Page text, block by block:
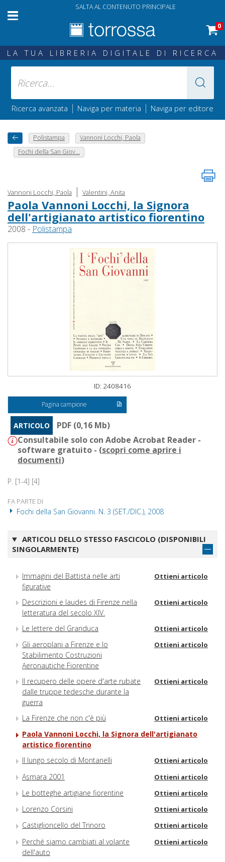
SALTA AL CONTENUTO PRINCIPALE
0
LA TUA LIBRERIA DIGITALE DI RICERCA
Ricerca avanzata | Naviga per materia | Naviga per editore
Polistampa
Vannoni Locchi, Paola
Fochi della San Giov...
Vannoni Locchi, Paola | Valentini, Anita
Paola Vannoni Locchi, la Signora
dell'artigianato artistico fiorentino
2008 - Polistampa
ID: 2408416
Pagina campione
ARTICOLO
PDF (0,16 Mb)
Consultabile solo con Adobe Acrobat Reader -
software gratuito - (scopri come aprire i
documenti)
P. [1-4] [4]
FA PARTE DI
Fochi della San Giovanni. N. 3 (SET./DIC.), 2008
ARTICOLI DELLO STESSO FASCICOLO (DISPONIBILI
SINGOLARMENTE)
Immagini del Battista nelle arti
figurative
Ottieni articolo
Descrizioni e laudes di Firenze nella
letteratura del secolo XIV.
Ottieni articolo
Le lettere del Granduca Ottieni articolo
Gli aeroplani a Firenze e lo
Stabilimento Costruzioni
Aeronautiche Fiorentine
Ottieni articolo
Il recupero delle opere d'arte rubate
dalle truppe tedesche durante la
guerra
Ottieni articolo
La Firenze che non c'è più Ottieni articolo
Paola Vannoni Locchi, la Signora dell'artigianato
artistico fiorentino
Il lungo secolo di Montanelli
Ottieni articolo
Asmara 2001 Ottieni articolo
Le botteghe artigiane fiorentine Ottieni articolo
Lorenzo Corsini Ottieni articolo
Castiglioncello del Trinoro Ottieni articolo
Perché siamo cambiati al volante
dell'auto
Ottieni articolo